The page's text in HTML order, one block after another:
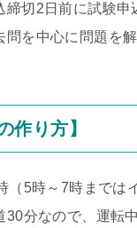
締切2日前に試験
問を中心に問題を解
作り方】
（5時～7時までは
30分なので、運転